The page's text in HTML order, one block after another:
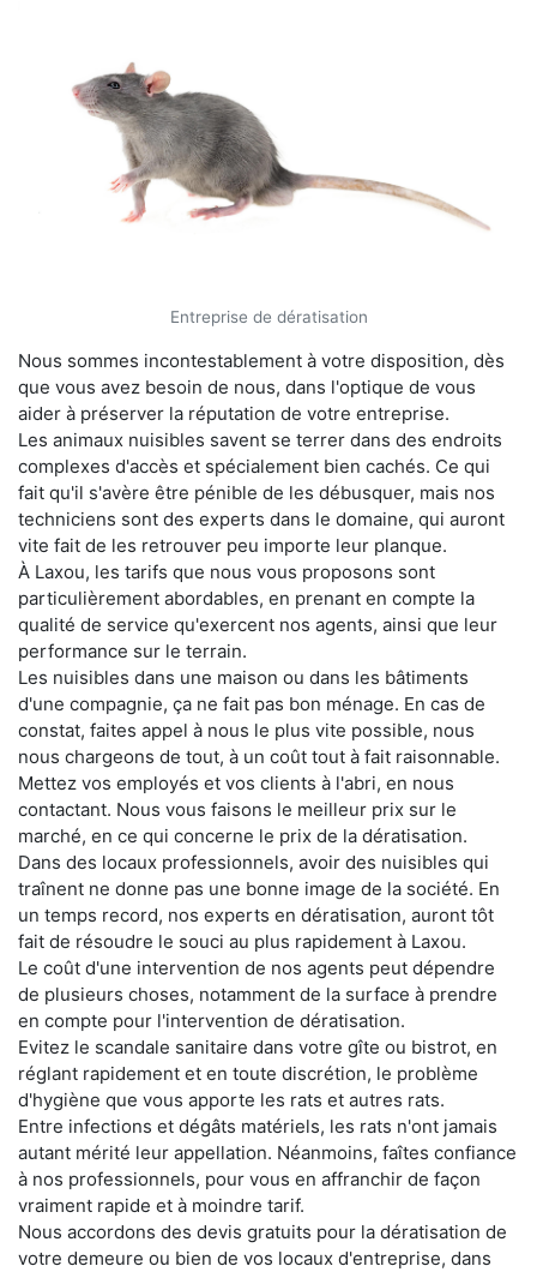
Entreprise de dératisation
Nous sommes incontestablement à votre disposition, dès
que vous avez besoin de nous, dans l'optique de vous
aider à préserver la réputation de votre entreprise.
Les animaux nuisibles savent se terrer dans des endroits
complexes d'accès et spécialement bien cachés. Ce qui
fait qu'il s'avère être pénible de les débusquer, mais nos
techniciens sont des experts dans le domaine, qui auront
vite fait de les retrouver peu importe leur planque.
À Laxou, les tarifs que nous vous proposons sont
particulièrement abordables, en prenant en compte la
qualité de service qu'exercent nos agents, ainsi que leur
performance sur le terrain.
Les nuisibles dans une maison ou dans les bâtiments
d'une compagnie, ça ne fait pas bon ménage. En cas de
constat, faites appel à nous le plus vite possible, nous
nous chargeons de tout, à un coût tout à fait raisonnable.
Mettez vos employés et vos clients à l'abri, en nous
contactant. Nous vous faisons le meilleur prix sur le
marché, en ce qui concerne le prix de la dératisation.
Dans des locaux professionnels, avoir des nuisibles qui
traînent ne donne pas une bonne image de la société. En
un temps record, nos experts en dératisation, auront tôt
fait de résoudre le souci au plus rapidement à Laxou.
Le coût d'une intervention de nos agents peut dépendre
de plusieurs choses, notamment de la surface à prendre
en compte pour l'intervention de dératisation.
Evitez le scandale sanitaire dans votre gîte ou bistrot, en
réglant rapidement et en toute discrétion, le problème
d'hygiène que vous apporte les rats et autres rats.
Entre infections et dégâts matériels, les rats n'ont jamais
autant mérité leur appellation. Néanmoins, faîtes confiance
à nos professionnels, pour vous en affranchir de façon
vraiment rapide et à moindre tarif.
Nous accordons des devis gratuits pour la dératisation de
votre demeure ou bien de vos locaux d'entreprise, dans